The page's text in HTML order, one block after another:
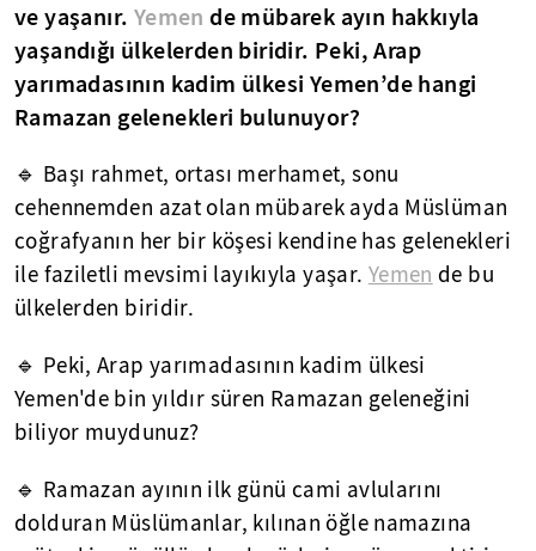
ve yaşanır. Yemen de mübarek ayın hakkıyla
yaşandığı ülkelerden biridir. Peki, Arap
yarımadasının kadim ülkesi Yemen’de hangi
Ramazan gelenekleri bulunuyor?
🔹 Başı rahmet, ortası merhamet, sonu
cehennemden azat olan mübarek ayda Müslüman
coğrafyanın her bir köşesi kendine has gelenekleri
ile faziletli mevsimi layıkıyla yaşar. Yemen de bu
ülkelerden biridir.
🔹 Peki, Arap yarımadasının kadim ülkesi
Yemen'de bin yıldır süren Ramazan geleneğini
biliyor muydunuz?
🔹 Ramazan ayının ilk günü cami avlularını
dolduran Müslümanlar, kılınan öğle namazına